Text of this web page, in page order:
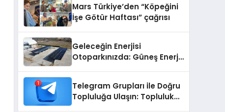
Mars Türkiye’den “Köpeğini
İşe Götür Haftası” çağrısı
Geleceğin Enerjisi
Otoparkınızda: Güneş Enerjili
Telegram Grupları ile Doğru
Topluluğa Ulaşın: Topluluk